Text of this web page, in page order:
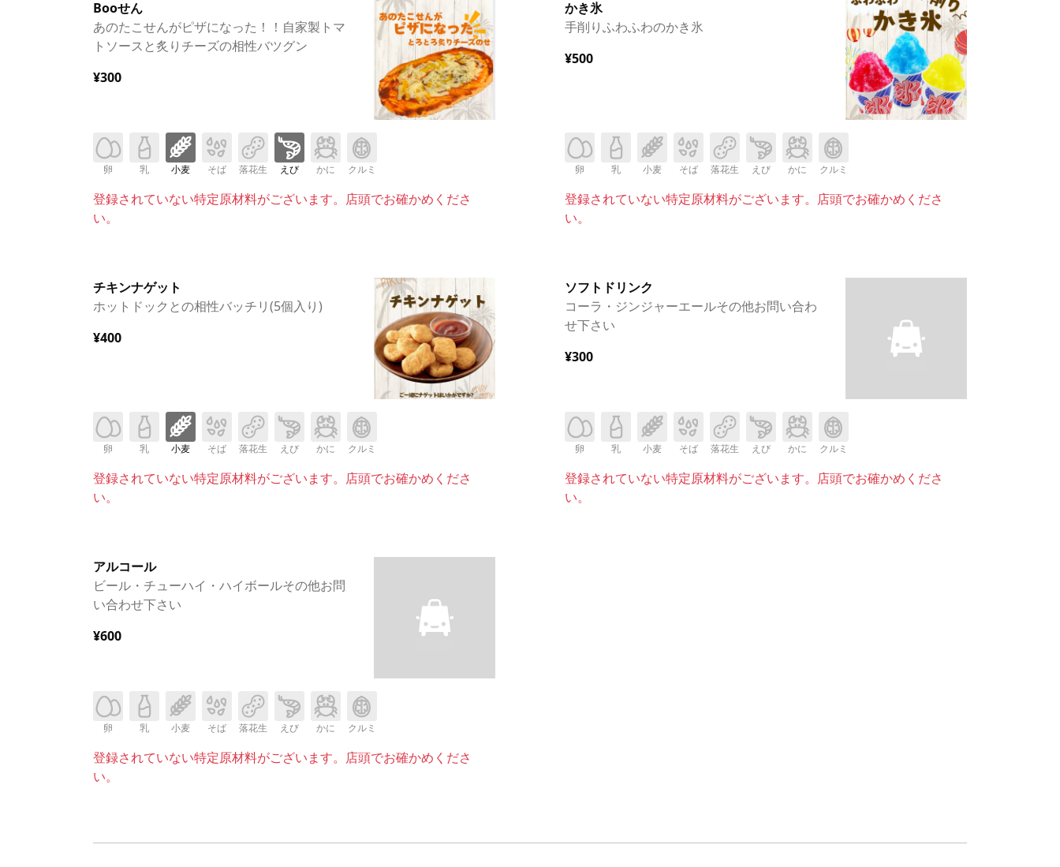
Booせん
あのたこせんがピザになった！！自家製トマ
トソースと炙りチーズの相性バツグン
¥300
卵 乳 小麦 そば 落花生 えび かに クルミ
登録されていない特定原材料がございます。店頭でお確かめくださ
い。
かき氷
手削りふわふわのかき氷
¥500
卵 乳 小麦 そば 落花生 えび かに クルミ
登録されていない特定原材料がございます。店頭でお確かめくださ
い。
チキンナゲット
ホットドックとの相性バッチリ(5個入り)
¥400
卵 乳 小麦 そば 落花生 えび かに クルミ
登録されていない特定原材料がございます。店頭でお確かめくださ
い。
ソフトドリンク
コーラ・ジンジャーエールその他お問い合わ
せ下さい
¥300
卵 乳 小麦 そば 落花生 えび かに クルミ
登録されていない特定原材料がございます。店頭でお確かめくださ
い。
アルコール
ビール・チューハイ・ハイボールその他お問
い合わせ下さい
¥600
卵 乳 小麦 そば 落花生 えび かに クルミ
登録されていない特定原材料がございます。店頭でお確かめくださ
い。